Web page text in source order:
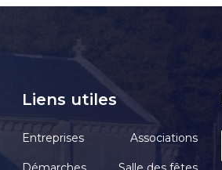
Liens utiles
Entreprises Associations